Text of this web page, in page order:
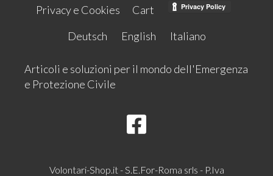
Privacy e Cookies
Cart
Deutsch
English Italiano
Articoli e soluzioni per il mondo dell'Emergenza
e Protezione Civile
Volontari-Shop.it - S.E.For-Roma srls - P.Iva